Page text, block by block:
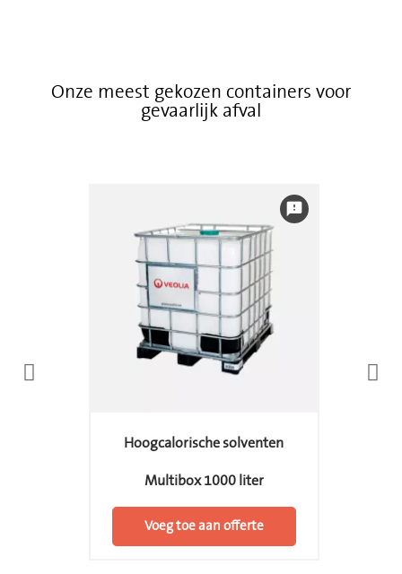
Onze meest gekozen containers voor
gevaarlijk afval
feedback
Hoogcalorische solventen
Multibox 1000 liter
Voeg toe aan offerte